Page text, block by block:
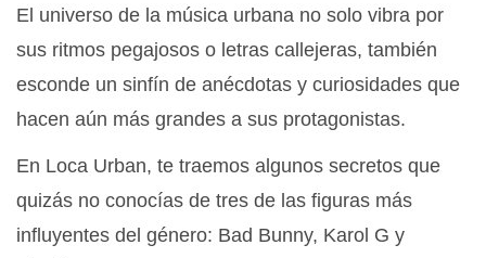
El universo de la música urbana no solo vibra por
sus ritmos pegajosos o letras callejeras, también
esconde un sinfín de anécdotas y curiosidades que
hacen aún más grandes a sus protagonistas.
En Loca Urban, te traemos algunos secretos que
quizás no conocías de tres de las figuras más
influyentes del género: Bad Bunny, Karol G y